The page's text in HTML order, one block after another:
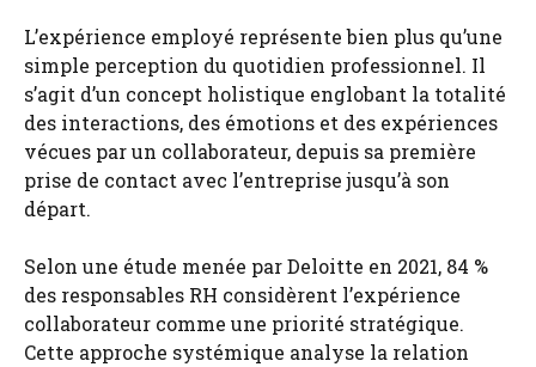
L’expérience employé représente bien plus qu’une
simple perception du quotidien professionnel. Il
s’agit d’un concept holistique englobant la totalité
des interactions, des émotions et des expériences
vécues par un collaborateur, depuis sa première
prise de contact avec l’entreprise jusqu’à son
départ.
Selon une étude menée par Deloitte en 2021, 84 %
des responsables RH considèrent l’expérience
collaborateur comme une priorité stratégique.
Cette approche systémique analyse la relation